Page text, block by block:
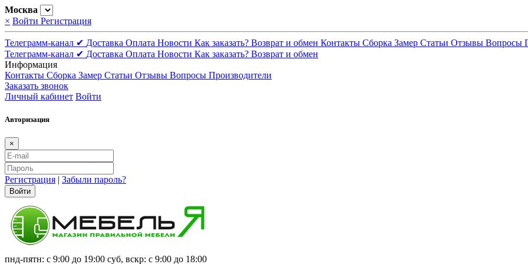
Москва
× Войти Регистрация
Телеграмм-канал ✔ Доставка Оплата Новости Как заказать? Возврат и обмен Контакты Сборка Замер Статьи Отзывы Вопросы
Телеграмм-канал ✔ Доставка Оплата Новости Как заказать? Возврат и обмен
Информация
Контакты Сборка Замер Статьи Отзывы Вопросы Производители
Заказать звонок
Личный кабинет Войти
Авторизация
×
Регистрация | Забыли пароль?
Войти
пнд-пятн: с 9:00 до 19:00 суб, вскр: с 9:00 до 18:00